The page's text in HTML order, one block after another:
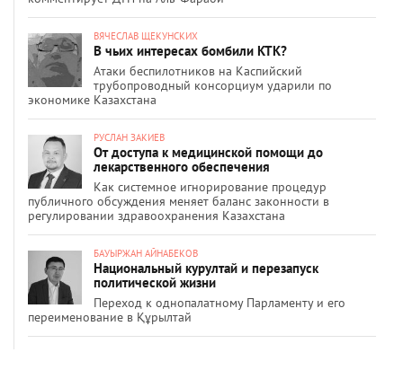
ВЯЧЕСЛАВ ЩЕКУНСКИХ
В чьих интересах бомбили КТК?
Атаки беспилотников на Каспийский
трубопроводный консорциум ударили по
экономике Казахстана
РУСЛАН ЗАКИЕВ
От доступа к медицинской помощи до
лекарственного обеспечения
Как системное игнорирование процедур
публичного обсуждения меняет баланс законности в
регулировании здравоохранения Казахстана
БАУЫРЖАН АЙНАБЕКОВ
Национальный курултай и перезапуск
политической жизни
Переход к однопалатному Парламенту и его
переименование в Құрылтай